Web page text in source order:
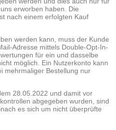
erworben haben. Die
nach einem erfolgten Kauf
werden kann, muss der Kunde
Adresse mittels Double-Opt-In-
für ein und dasselbe
möglich. Ein Nutzerkonto kann
mehrmaliger Bestellung nur
28.05.2022 und damit vor
abgegeben wurden, sind
es sich um nicht überprüfte